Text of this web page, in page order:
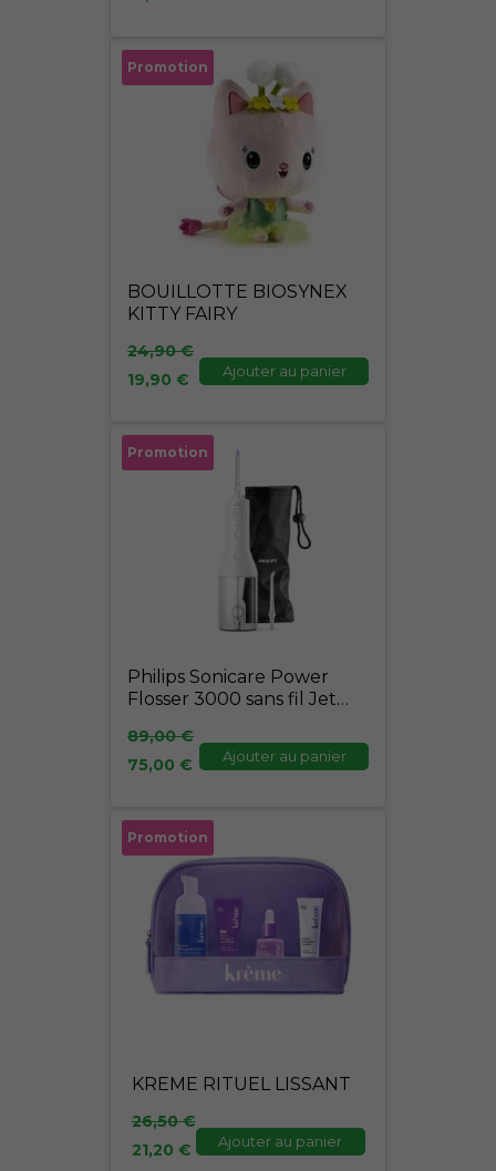
Promotion
BOUILLOTTE BIOSYNEX
KITTY FAIRY
24,90€
Le
prix
19,90 €
Le
prix
actuel
19,90 €.
Ajouter au panier
Promotion
Philips Sonicare Power
Flosser 3000 sans fil Jet
89,00€
Le
prix
75,00 €
Le
prix
actuel
75,00 €.
Ajouter au panier
Promotion
KREME RITUEL LISSANT
26,50€
Le
prix
initial
était :
26,50 €.
21,20 €
Le
prix
actuel
est :
21,20 €.
Ajouter au panier